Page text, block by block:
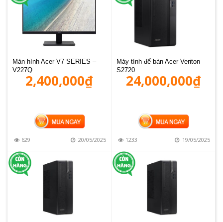
Màn hình Acer V7 SERIES –
V227Q
2,400,000₫
MUA HÀNG
629 20/05/2025
Máy tính để bàn Acer Veriton
S2720
24,000,000₫
MUA HÀNG
1233 19/05/2025